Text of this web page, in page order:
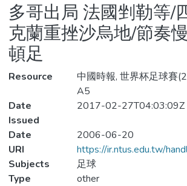
Statistics
多哥出局 法國剉勒等/
克蘭重挫沙烏地/節奏
頓足
Resource
中國時報, 世界杯足球賽
A5
Date
Issued
2017-02-27T04:03:09Z
Date
2006-06-20
URI
https://ir.ntus.edu.tw/
Subjects
足球
Type
other